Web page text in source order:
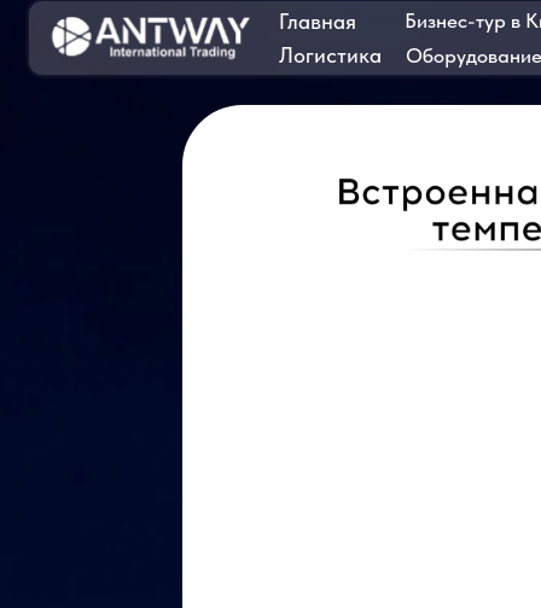
Логистика
Бизнес-тур в Китай
Оборудование
Главная